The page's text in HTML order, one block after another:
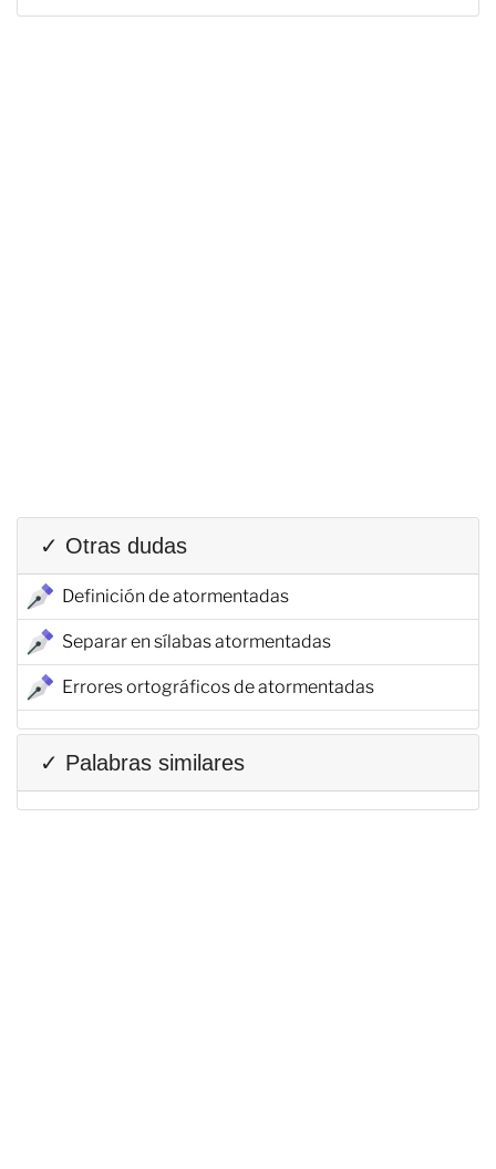
✓ Otras dudas
Definición de atormentadas
Separar en sílabas atormentadas
Errores ortográficos de atormentadas
✓ Palabras similares